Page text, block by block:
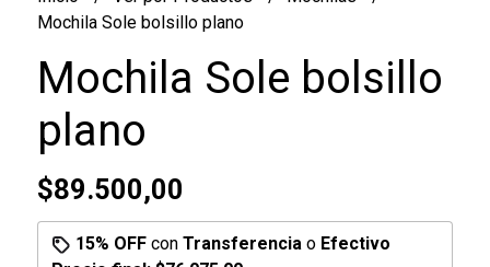
Mochila Sole bolsillo plano
Mochila Sole bolsillo
plano
$89.500,00
15% OFFcon Transferencia o Efectivo